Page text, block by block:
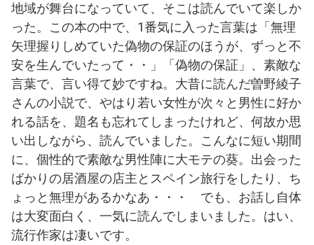
地域が舞台になっていて、そこは読んでいて楽しか
った。この本の中で、1番気に入った言葉は「無理
矢理握りしめていた偽物の保証のほうが、ずっと不
安を生んでいたって・・」「偽物の保証」、素敵な
言葉で、言い得て妙ですね。大昔に読んだ曽野綾子
さんの小説で、やはり若い女性が次々と男性に好か
れる話を、題名も忘れてしまったけれど、何故か思
い出しながら、読んでいました。こんなに短い期間
に、個性的で素敵な男性陣に大モテの葵。出会った
ばかりの居酒屋の店主とスペイン旅行をしたり、ち
ょっと無理があるかなあ・・・ でも、お話し自体
は大変面白く、一気に読んでしまいました。はい、
流行作家は凄いです。